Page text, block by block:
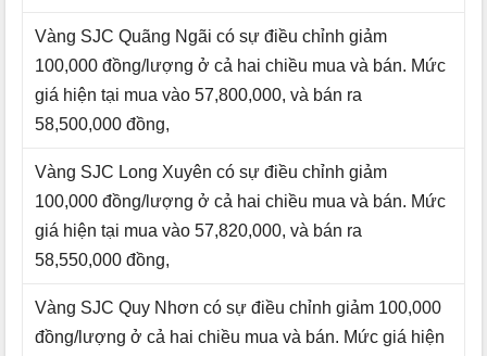
Vàng SJC Quãng Ngãi có sự điều chỉnh giảm
100,000 đồng/lượng ở cả hai chiều mua và bán. Mức
giá hiện tại mua vào 57,800,000, và bán ra
58,500,000 đồng,
Vàng SJC Long Xuyên có sự điều chỉnh giảm
100,000 đồng/lượng ở cả hai chiều mua và bán. Mức
giá hiện tại mua vào 57,820,000, và bán ra
58,550,000 đồng,
Vàng SJC Quy Nhơn có sự điều chỉnh giảm 100,000
đồng/lượng ở cả hai chiều mua và bán. Mức giá hiện